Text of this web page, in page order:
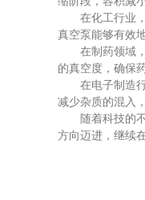
在化工行业，
真空泵能够有效
在制药领域，
的真空度，确保
在电子制造行
减少杂质的混入
随着科技的不
方向迈进，继续